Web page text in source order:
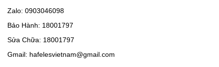
Zalo: 0903046098
Bảo Hành: 18001797
Sửa Chữa: 18001797
Gmail: hafelesvietnam@gmail.com